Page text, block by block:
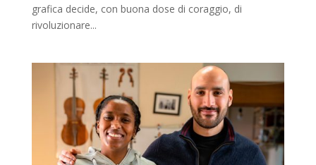
grafica decide, con buona dose di coraggio, di
rivoluzionare...